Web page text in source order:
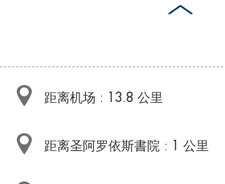
距离机场 : 13.8 公里
距离圣阿罗依斯書院 : 1 公里